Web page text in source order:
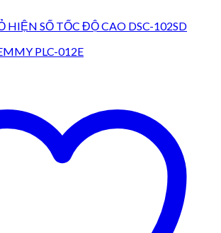
HIỆN SỐ TỐC ĐỘ CAO DSC-102SD